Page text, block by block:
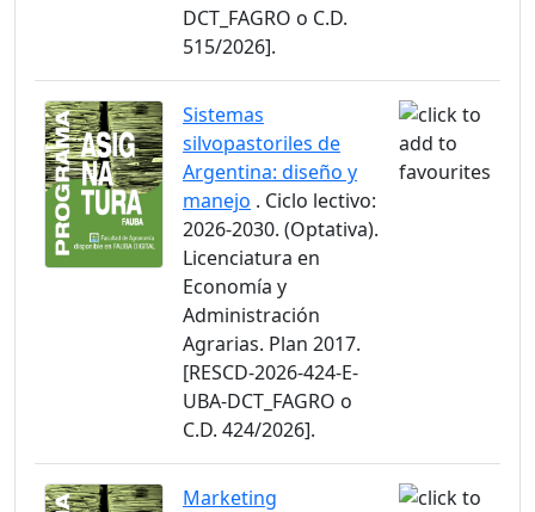
DCT_FAGRO o C.D.
515/2026].
Sistemas
silvopastoriles de
Argentina: diseño y
manejo . Ciclo lectivo:
2026-2030. (Optativa).
Licenciatura en
Economía y
Administración
Agrarias. Plan 2017.
[RESCD-2026-424-E-
UBA-DCT_FAGRO o
C.D. 424/2026].
Marketing